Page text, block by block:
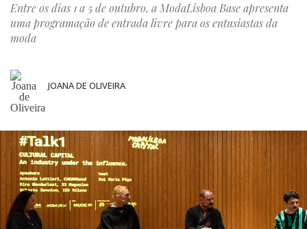
Entre os dias 1 a 5 de outubro, a ModaLisboa Base apresenta
uma programação de entrada livre para os entusiastas da
moda
JOANA DE OLIVEIRA